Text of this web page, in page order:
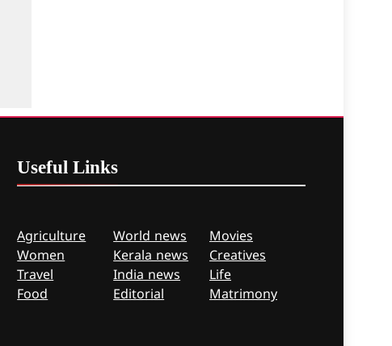
UsefulLinks
Agriculture
Women
Travel
Food
World news
Kerala news
India news
Editorial
Movies
Creatives
Life
Matrimony